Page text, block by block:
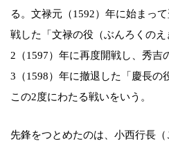
る。文禄元（1592）年に始まっ
戦した「文禄の役（ぶんろくの
2（1597）年に再度開戦し、秀吉
3（1598）年に撤退した「慶長の
この2度にわたる戦いをいう。
先鋒をつとめたのは、小西行長（